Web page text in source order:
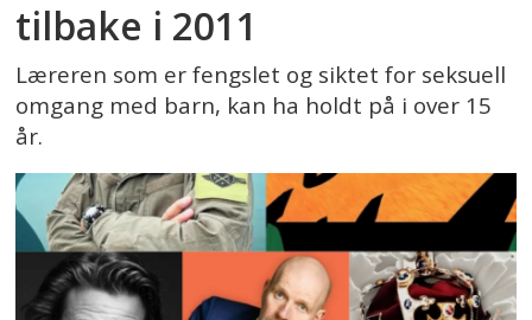
tilbake i 2011
Læreren som er fengslet og siktet for seksuell
omgang med barn, kan ha holdt på i over 15
år.